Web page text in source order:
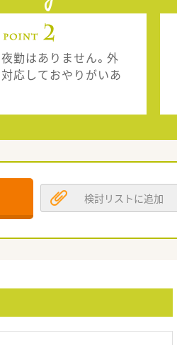
勤はありません。外
応しておやりがいあ
検討リストに追加